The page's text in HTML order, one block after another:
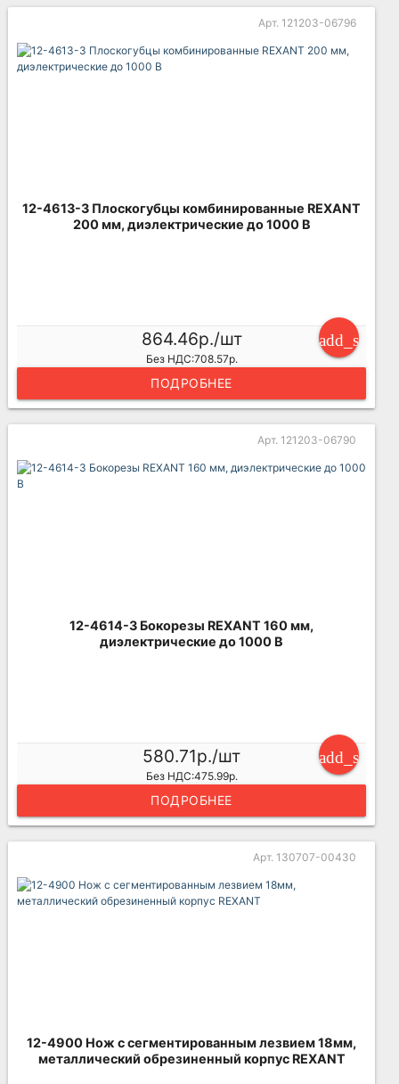
Арт. 121203-06796
12-4613-3 Плоскогубцы комбинированные REXANT
200 мм, диэлектрические до 1000 В
864.46р./шт
Без НДС:708.57р.
ПОДРОБНЕЕ
Арт. 121203-06790
12-4614-3 Бокорезы REXANT 160 мм,
диэлектрические до 1000 В
580.71р./шт
Без НДС:475.99р.
ПОДРОБНЕЕ
Арт. 130707-00430
12-4900 Нож с сегментированным лезвием 18мм,
металлический обрезиненный корпус REXANT